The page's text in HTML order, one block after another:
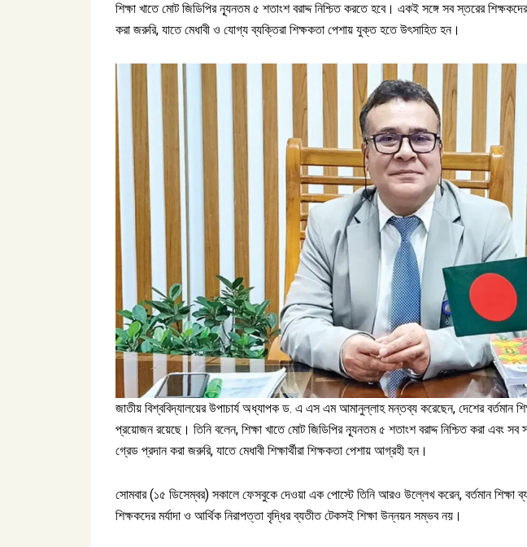
শিক্ষা খাতে মোট জিডিপির ন্যূনতম ৫ শতাংশ বরাদ্দ নিশ্চিত করতে হবে। একই সঙ্গে সব স্তরের
করা জরুরি, যাতে মেধাবী ও যোগ্য ব্যক্তিরা শিক্ষকতা পেশায় যুক্ত হতে উৎসাহিত হন।
জাতীয় বিশ্ববিদ্যালয়ের উপাচার্য অধ্যাপক ড. এ এস এম আমানুল্লাহ মন্তব্য করেছেন, দেশের বর্তমান
প্রয়োজন রয়েছে। তিনি বলেন, শিক্ষা খাতে মোট জিডিপির ন্যূনতম ৫ শতাংশ বরাদ্দ নিশ্চিত করা এবং
গ্রেড প্রদান করা জরুরি, যাতে মেধাবী শিক্ষার্থীরা শিক্ষকতা পেশায় আগ্রহী হন।
সোমবার (১৫ ডিসেম্বর) সকালে ফেসবুকে দেওয়া এক পোস্টে তিনি আরও উল্লেখ করেন, বর্তমান
শিক্ষকদের মর্যাদা ও আর্থিক নিরাপত্তা বৃদ্ধির ব্যতীত টেকসই শিক্ষা উন্নয়ন সম্ভব নয়।